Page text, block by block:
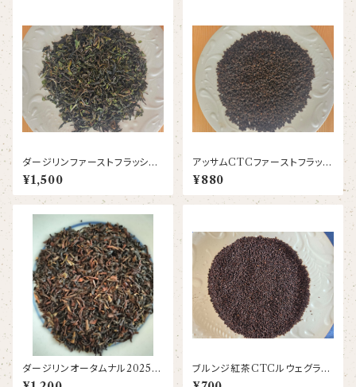
ダージリンファーストフラッシュ2
026ジャンパナ茶園 DJ9 FT
GFOP1
¥1,500
アッサムCTCファーストフラッシ
ュ2026 ダフラティング茶園
C12 BPS
¥880
ダージリンオータムナル2025ギ
ッダバハール茶園 DJ231
ブルンジ紅茶CTCルウェグラ茶
園